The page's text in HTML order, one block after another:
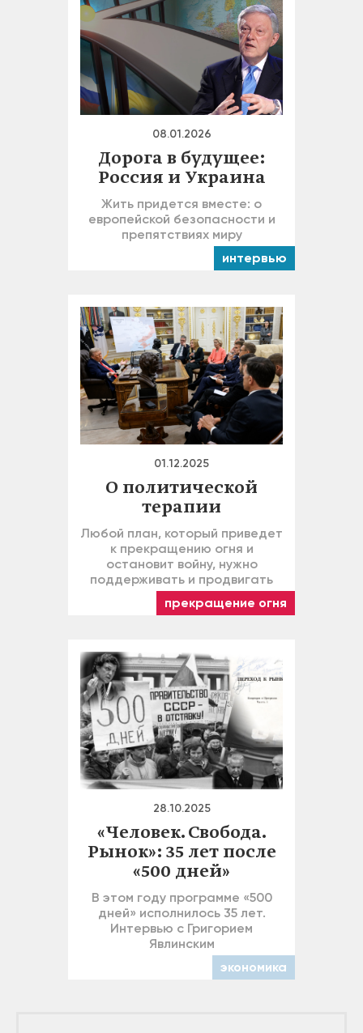
08.01.2026
Дорога в будущее:
Россия и Украина
Жить придется вместе: о
европейской безопасности и
препятствиях миру
интервью
01.12.2025
О политической
терапии
Любой план, который приведет
к прекращению огня и
остановит войну, нужно
поддерживать и продвигать
прекращение огня
28.10.2025
«Человек. Свобода.
Рынок»: 35 лет после
«500 дней»
В этом году программе «500
дней» исполнилось 35 лет.
Интервью с Григорием
Явлинским
экономика